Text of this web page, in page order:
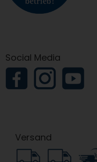
Social Media
Versand